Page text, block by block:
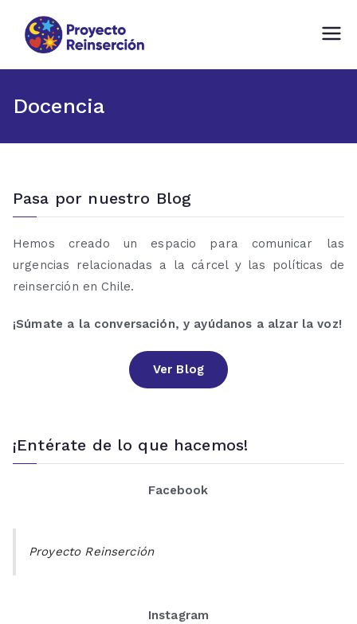
Fundación comprometida con la
Docencia
Pasa por nuestro Blog
Hemos creado un espacio para comunicar las
urgencias relacionadas a la cárcel y las políticas de
reinserción en Chile.
¡Súmate a la conversación, y ayúdanos a alzar la voz!
Ver Blog
¡Entérate de lo que hacemos!
Facebook
Proyecto Reinserción
Instagram